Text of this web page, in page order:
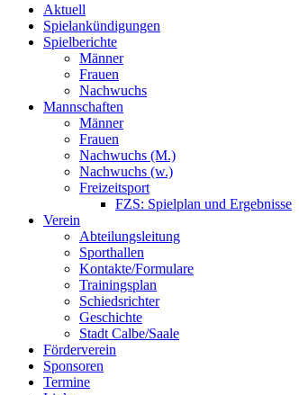
Aktuell
Spielankündigungen
Spielberichte
Männer
Frauen
Nachwuchs
Mannschaften
Männer
Frauen
Nachwuchs (M.)
Nachwuchs (w.)
Freizeitsport
FZS: Spielplan und Ergebnisse
Verein
Abteilungsleitung
Sporthallen
Kontakte/Formulare
Trainingsplan
Schiedsrichter
Geschichte
Stadt Calbe/Saale
Förderverein
Sponsoren
Termine